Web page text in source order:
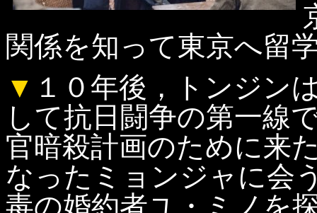
関係を知って東京へ留
▼ １０年後，トンジン
して抗日闘争の第一線
官暗殺計画のために来
なったミョンジャに会
毒の婚約者ユ・ミノを